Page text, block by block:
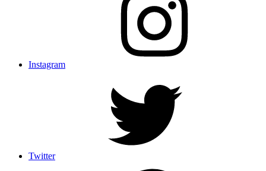
Instagram
Twitter